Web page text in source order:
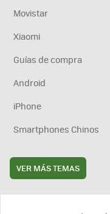
Movistar
Xiaomi
Guías de compra
Android
iPhone
Smartphones Chinos
VER MÁS TEMAS